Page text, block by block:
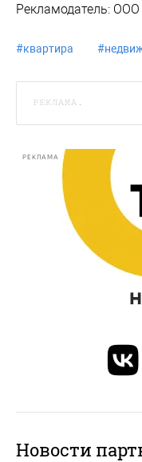
Рекламодатель:
#квартира #
РЕКЛАМА.
РЕКЛАМА
Новости